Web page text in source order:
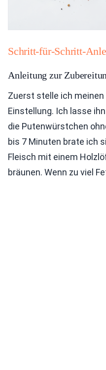
Schritt-für-Schritt-
Anleitung zur
Zuerst stelle ich
Einstellung. Ich lasse
die Putenwürstchen
bis 7 Minuten brate ich
Fleisch mit einem
bräunen. Wenn zu viel